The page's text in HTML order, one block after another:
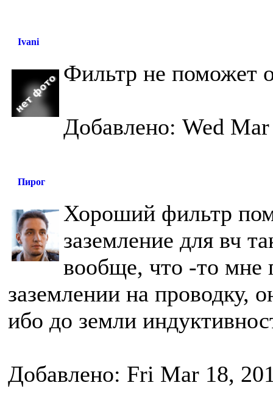
Ivani
Фильтр не поможет
Добавлено: Wed
Пирог
Хороший фильтр
заземление для вч
вообще, что -то мне
заземлении на проводку,
ибо до земли
Добавлено: Fri Mar 18,